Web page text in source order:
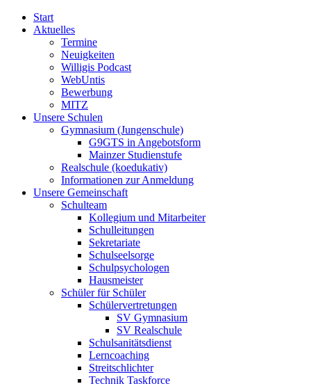
Start
Aktuelles
Termine
Neuigkeiten
Willigis Podcast
WebUntis
Bewerbung
MITZ
Unsere Schulen
Gymnasium (Jungenschule)
G9GTS in Angebotsform
Mainzer Studienstufe
Realschule (koedukativ)
Informationen zur Anmeldung
Unsere Gemeinschaft
Schulteam
Kollegium und Mitarbeiter
Schulleitungen
Sekretariate
Schulseelsorge
Schulpsychologen
Hausmeister
Schüler für Schüler
Schülervertretungen
SV Gymnasium
SV Realschule
Schulsanitätsdienst
Lerncoaching
Streitschlichter
Technik Taskforce